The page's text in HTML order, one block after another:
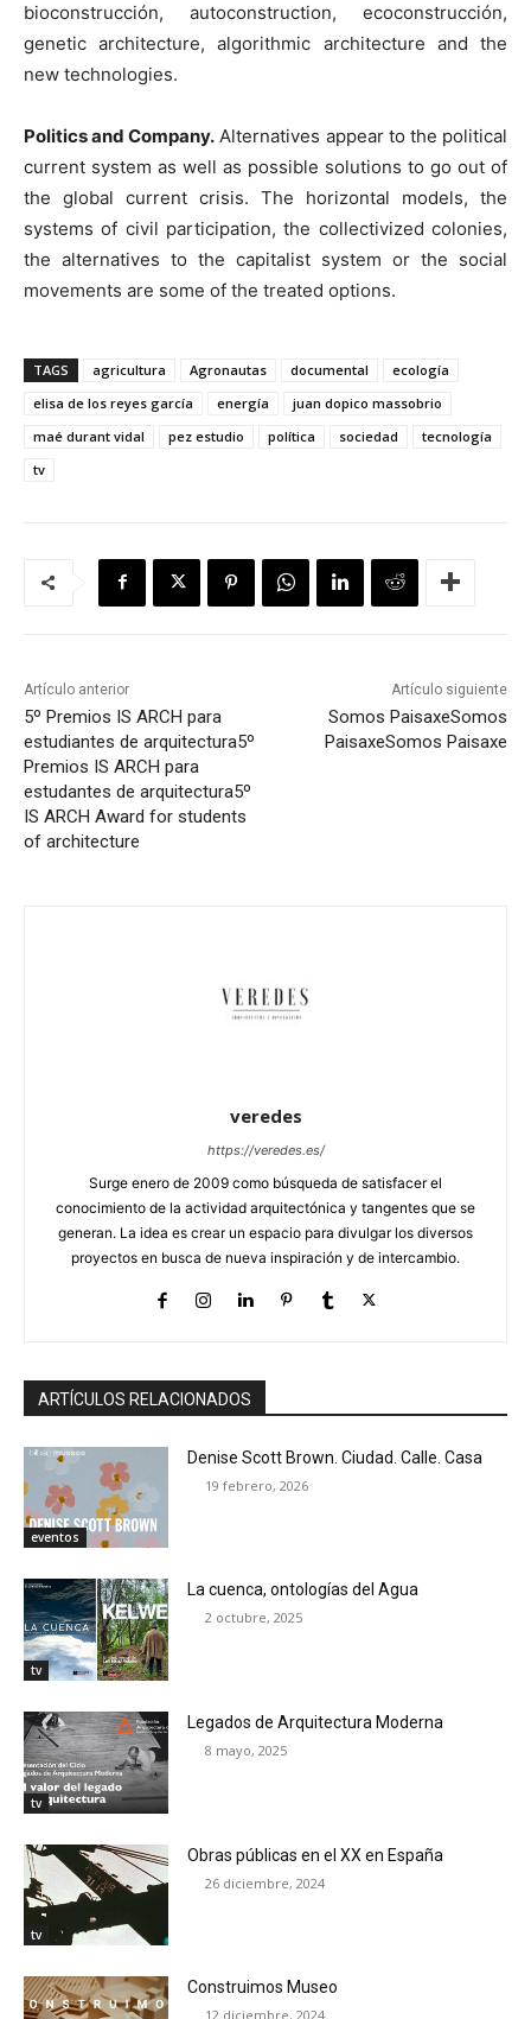
bioconstrucción, autoconstruction, ecoconstrucción,
genetic architecture, algorithmic architecture and the
new technologies.
Politics and Company. Alternatives appear to the political
current system as well as possible solutions to go out of
the global current crisis. The horizontal models, the
systems of civil participation, the collectivized colonies,
the alternatives to the capitalist system or the social
movements are some of the treated options.
TAGS agricultura Agronautas documental
ecología
elisa de los reyes garcía
energía
juan dopico massobrio
maé durant vidal
pez estudio política sociedad
tecnología
tv
Artículo anterior
5º Premios IS ARCH para
estudiantes de arquitectura5º
Premios IS ARCH para
estudantes de arquitectura5º
IS ARCH Award for students
of architecture
Artículo siguiente
Somos PaisaxeSomos
PaisaxeSomos Paisaxe
veredes
https://veredes.es/
Surge enero de 2009 como búsqueda de satisfacer el
conocimiento de la actividad arquitectónica y tangentes que se
generan. La idea es crear un espacio para divulgar los diversos
proyectos en busca de nueva inspiración y de intercambio.
ARTÍCULOS RELACIONADOS
eventos
Denise Scott Brown. Ciudad. Calle. Casa
19 febrero, 2026
tv
La cuenca, ontologías del Agua
2 octubre, 2025
tv
Legados de Arquitectura Moderna
8 mayo, 2025
tv
Obras públicas en el XX en España
26 diciembre, 2024
Construimos Museo
12 diciembre, 2024